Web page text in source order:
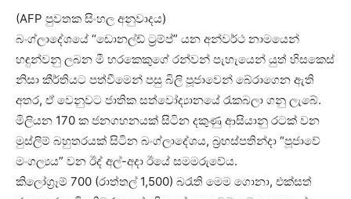
(AFP පුවතක සිංහල අනුවාදය)
බංග්ලාදේශයේ “ඩොනල්ඩ් ට්‍රම්ප්” යන අන්වර්ථ නාමයෙන්
හඳුන්වනු ලබන මී හරකෙකුගේ රන්වන් පැහැයෙන් යුත් හිසකෙස්
නිසා කීර්තියට පත්වීමෙන් පසු බිලි පූජාවෙන් බේරාගෙන ඇති
අතර, ඒ වෙනුවට ජාතික සත්වෝද්‍යානයේ රැකබලා ගනු ලැබේ.
මිලියන 170 ක ජනගහනයක් සිටින දකුණු ආසියානු රටක් වන
මුස්ලිම් බහුතරයක් සිටින බංග්ලාදේශය, බ්‍රහස්පතින්දා “පූජාවේ
මංගල්‍යය” වන ඊද් අල්-අදා ඊයේ සමමරුවේය.
කිලෝග්‍රෑම් 700 (රාත්තල් 1,500) බරැති මෙම ගොනා, එක්සත්